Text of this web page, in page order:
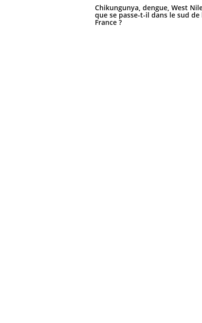
Chikungunya, dengue, West
que se passe-t-il dans le sud de
France ?